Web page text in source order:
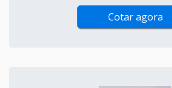
Cotar agora